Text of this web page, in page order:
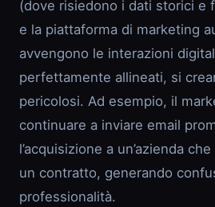
(dove risiedono i dati storici e
e la piattaforma di marketing
avvengono le interazioni
perfettamente allineati, si
pericolosi. Ad esempio, il
continuare a inviare email
l’acquisizione a un’azienda
un contratto, generando
professionalità.